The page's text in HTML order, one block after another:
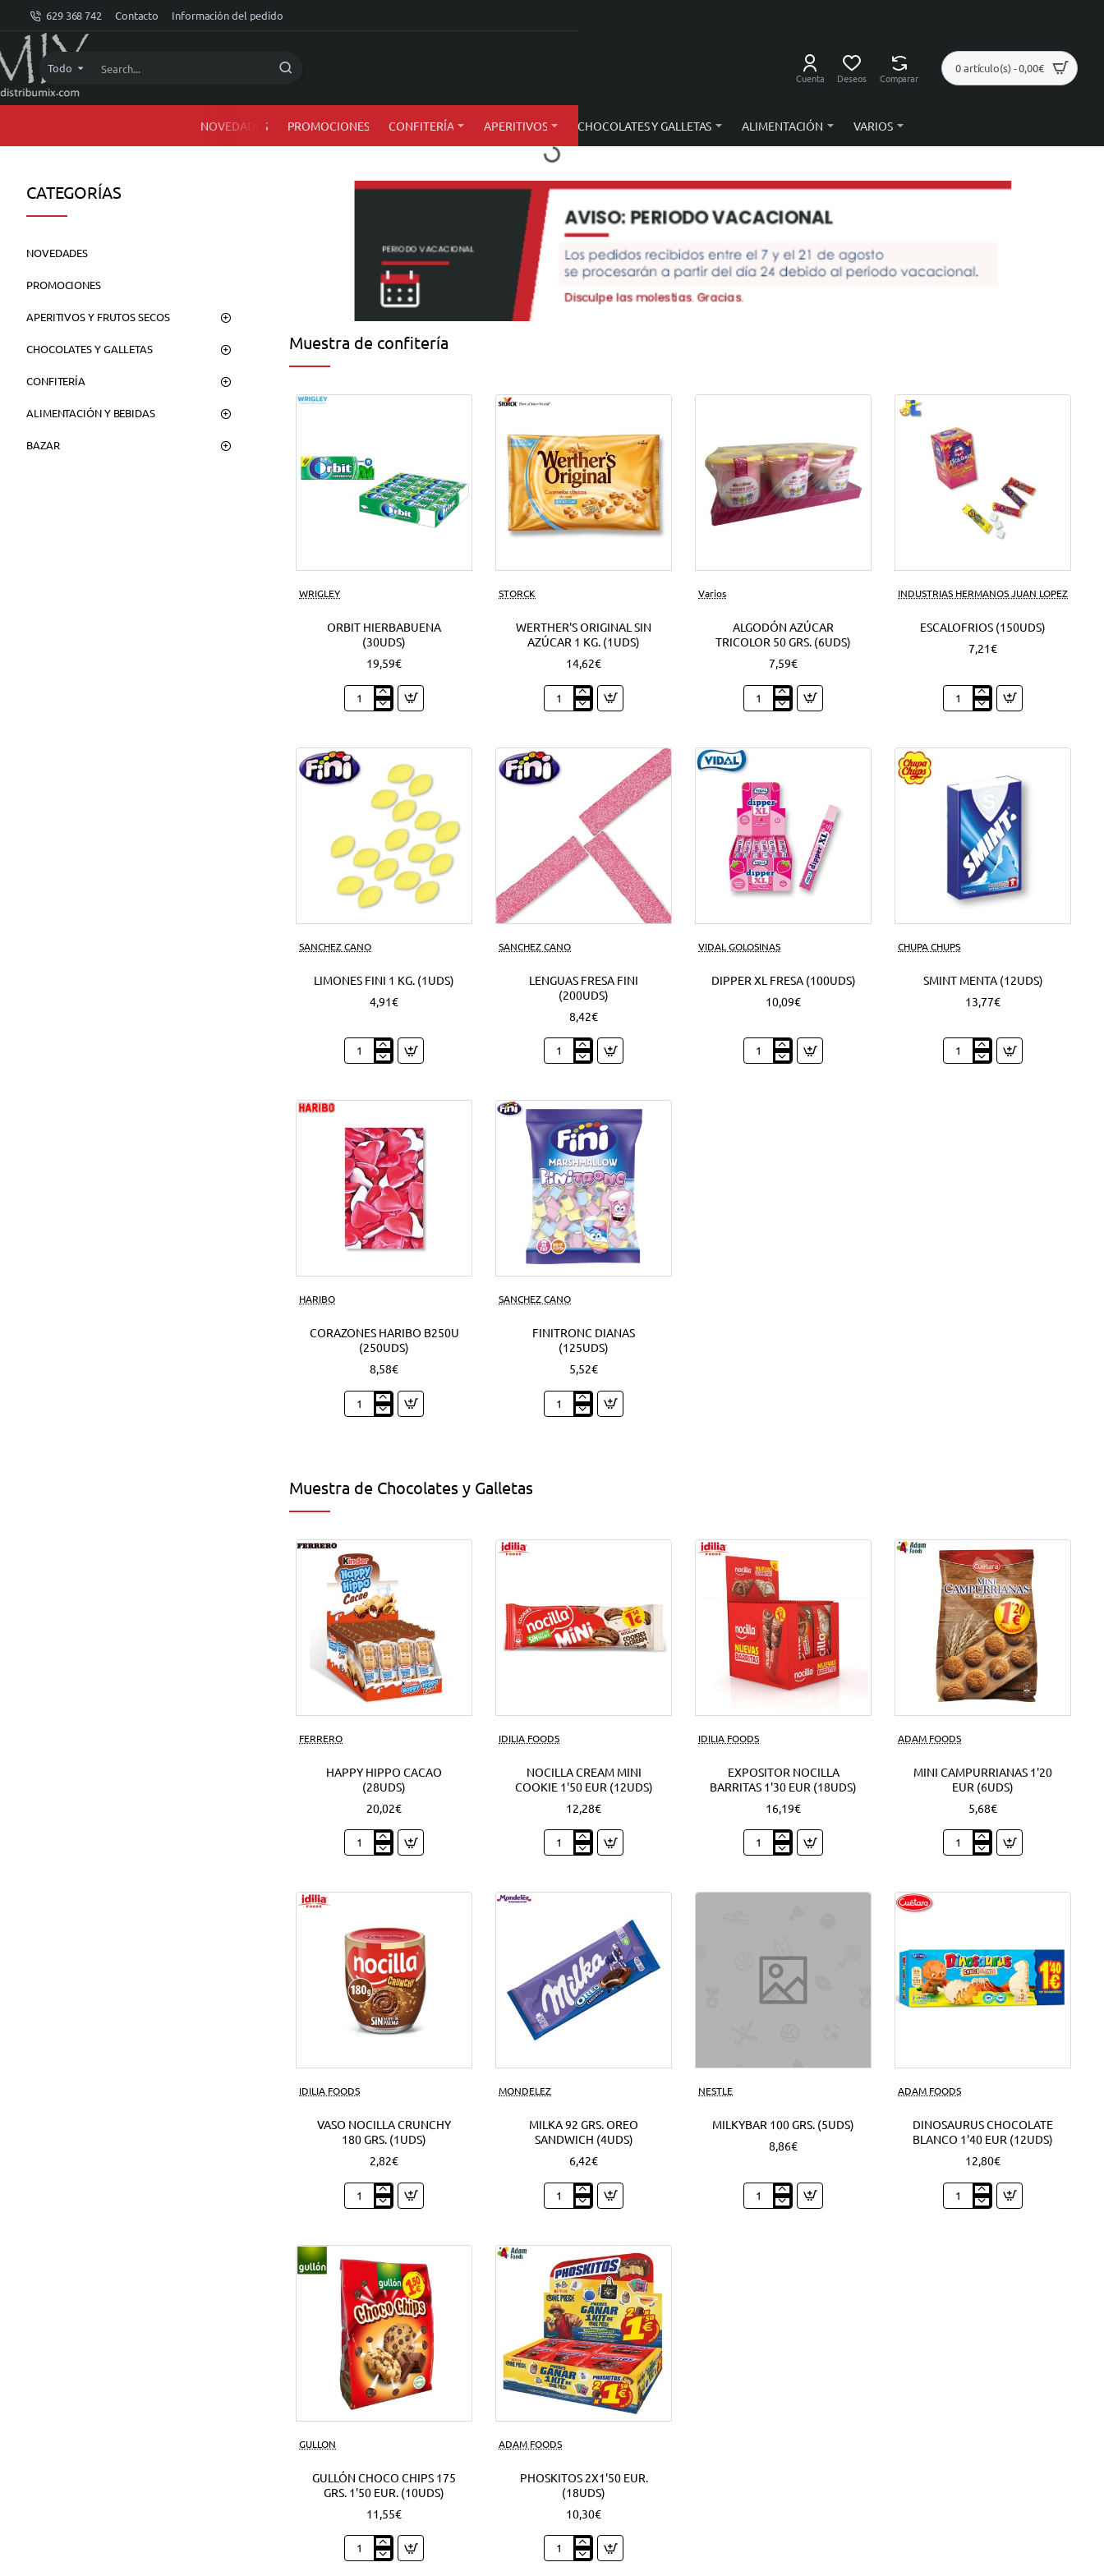
dMIX
Online
629 368 742 Contacto Información del pedido
Todo
Search... Cuenta Deseos Comparar
0 artículo(s) - 0,00€
NOVEDADES PROMOCIONES CONFITERÍA APERITIVOS CHOCOLATES Y GALLETAS ALIMENTACIÓN VARIOS
CATEGORÍAS
NOVEDADES
PROMOCIONES
APERITIVOS Y FRUTOS SECOS
CHOCOLATES Y GALLETAS
CONFITERÍA
ALIMENTACIÓN Y BEBIDAS
BAZAR
Muestra de confitería
WRIGLEY
ORBIT HIERBABUENA
(30UDS)
19,59€
Orbit
Hierbabuena
STORCK
WERTHER'S ORIGINAL SIN
AZÚCAR 1 KG. (1UDS)
14,62€
Werther's
Original
1
Kg.
(1Uds)
Varios
ALGODÓN AZÚCAR
TRICOLOR 50 GRS. (6UDS)
7,59€
Algodón
azúcar
Grs.
(6Uds)
INDUSTRIAS HERMANOS JUAN LOPEZ
ESCALOFRIOS (150UDS)
7,21€
Escalofrios
(150Uds)
SANCHEZ CANO
LIMONES FINI 1 KG. (1UDS)
4,91€
Limones
SANCHEZ CANO
LENGUAS FRESA FINI
(200UDS)
8,42€
Lenguas
VIDAL GOLOSINAS
DIPPER XL FRESA (100UDS)
10,09€
Dipper
CHUPA CHUPS
SMINT MENTA (12UDS)
13,77€
Smint
HARIBO
CORAZONES HARIBO B250U
(250UDS)
8,58€
Corazones
Haribo
SANCHEZ CANO
FINITRONC DIANAS
(125UDS)
5,52€
Finitronc
Dianas
Muestra de Chocolates y Galletas
FERRERO
HAPPY HIPPO CACAO
(28UDS)
20,02€
Happy
IDILIA FOODS
NOCILLA CREAM MINI
COOKIE 1'50 EUR (12UDS)
12,28€
Nocilla
IDILIA FOODS
EXPOSITOR NOCILLA
BARRITAS 1'30 EUR (18UDS)
16,19€
Expositor
ADAM FOODS
MINI CAMPURRIANAS 1'20
EUR (6UDS)
5,68€
Mini
IDILIA FOODS
VASO NOCILLA CRUNCHY
180 GRS. (1UDS)
2,82€
Vaso
Nocilla
(1Uds)
MONDELEZ
MILKA 92 GRS. OREO
SANDWICH (4UDS)
6,42€
Milka
92
(4Uds)
NESTLE
MILKYBAR 100 GRS. (5UDS)
8,86€
Milkybar
100
ADAM FOODS
DINOSAURUS CHOCOLATE
BLANCO 1'40 EUR (12UDS)
12,80€
Dinosaurus
Chocolate
GULLON
GULLÓN CHOCO CHIPS 175
GRS. 1'50 EUR. (10UDS)
11,55€
Gullón
ADAM FOODS
PHOSKITOS 2X1'50 EUR.
(18UDS)
10,30€
Phoskitos